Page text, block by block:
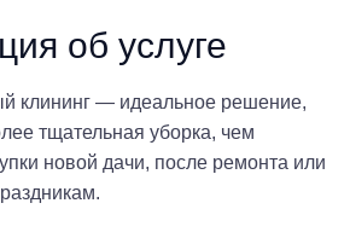
об услуге
клининг — идеальное решение,
тщательная уборка, чем
новой дачи, после ремонта или